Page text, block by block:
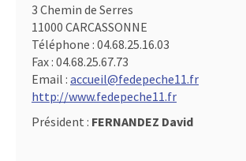
3 Chemin de Serres
11000 CARCASSONNE
Téléphone : 04.68.25.16.03
Fax : 04.68.25.67.73
Email : accueil@fedepeche11.fr
http://www.fedepeche11.fr
Président : FERNANDEZ David